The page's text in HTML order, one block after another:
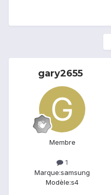
gary2655
Membre
1
Marque:samsung
Modèle:s4